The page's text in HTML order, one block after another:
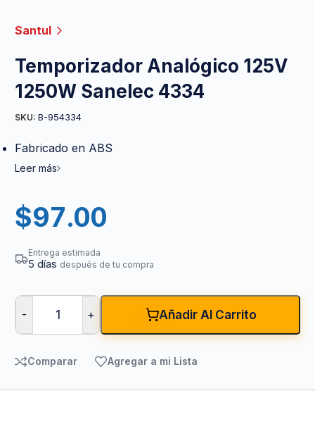
Santul
Temporizador Analógico 125V
1250W Sanelec 4334
SKU: B-954334
Fabricado en ABS
Leer más
$97.00
Entrega estimada
5 días después de tu compra
- + Añadir Al Carrito
Comparar Agregar a mi Lista